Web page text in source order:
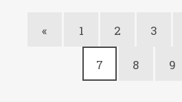
« 1 2 3
7 8 9